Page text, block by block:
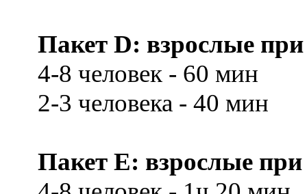
Пакет D: взрослые
4-8 человек - 60 мин
2-3 человека - 40 мин
Пакет E: взрослые при